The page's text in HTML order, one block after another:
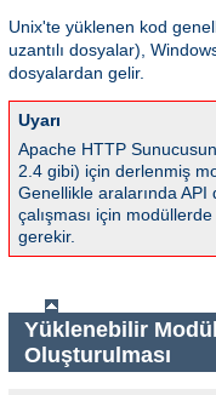
Unix'te yüklenen kod
uzantılı dosyalar),
dosyalardan gelir.
Uyarı
Apache HTTP
2.4 gibi) için derlenmiş
Genellikle aralarında
çalışması için
gerekir.
Yüklenebilir
Oluşturulması